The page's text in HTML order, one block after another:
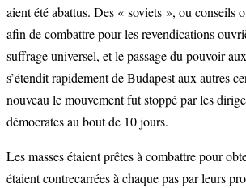
aient été abattus. Des « soviets », ou conseils
afin de combattre pour les revendications
suffrage universel, et le passage du pouvoir
s’étendit rapidement de Budapest aux autres
nouveau le mouvement fut stoppé par les
démocrates au bout de 10 jours.
Les masses étaient prêtes à combattre pour
étaient contrecarrées à chaque pas par leurs